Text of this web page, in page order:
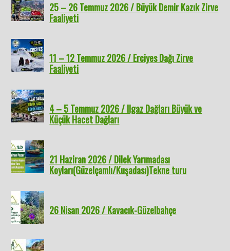
25 – 26 Temmuz 2026 / Büyük Demir Kazık Zirve
Faaliyeti
11 – 12 Temmuz 2026 / Erciyes Dağı Zirve
Faaliyeti
4 – 5 Temmuz 2026 / Ilgaz Dağları Büyük ve
Küçük Hacet Dağları
21 Haziran 2026 / Dilek Yarımadası
Koyları(Güzelçamlı/Kuşadası)Tekne turu
26 Nisan 2026 / Kavacık-Güzelbahçe